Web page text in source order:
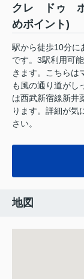
クレ ドゥ ボ
めポイント)
駅から徒歩10分に
です。3駅利用可
きます。こちらは
も風の通り道がし
は西武新宿線新井
ります。詳細が気
さい。
地図